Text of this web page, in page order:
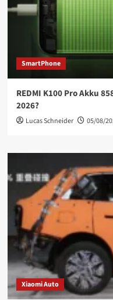
SmartPhone
REDMI K100 Pro Akku
2026?
Lucas Schneider 05/08/
Xiaomi Auto